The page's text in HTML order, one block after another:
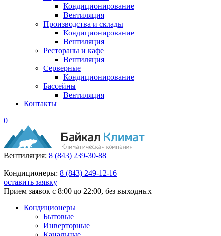
Кондиционирование
Вентиляция
Производства и склады
Кондиционирование
Вентиляция
Рестораны и кафе
Вентиляция
Серверные
Кондиционирование
Бассейны
Вентиляция
Контакты
0
Вентиляция: 8 (843) 239-30-88
Кондиционеры: 8 (843) 249-12-16
оставить заявку
Прием заявок с 8:00 до 22:00, без выходных
Кондиционеры
Бытовые
Инверторные